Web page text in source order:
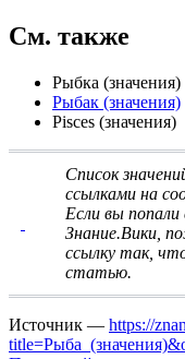
См. также
Рыбка (значения)
Рыбак (значения)
Pisces (значения)
Список
ссылками на
Если вы
Знание.Вики,
ссылку так,
статью.
Источник — https://